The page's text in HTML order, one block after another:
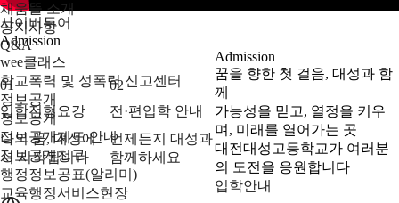
채움뜰 소개
공지사항
Q&A
wee클래스
학교폭력 및 성폭력 신고센터
정보공개
정보공개
정보공개제도 안내
정보공개청구
행정정보공표(알리미)
교육행정서비스현장
사이버투어
Admission
01
입학전형요강
나의 꿈, 대성에
서 시작됩니다
02
전·편입학 안내
언제든지 대성과
함께하세요
Admission
꿈을 향한 첫 걸음, 대성과 함
께
가능성을 믿고, 열정을 키우
며, 미래를 열어가는 곳
대전대성고등학교가 여러분
의 도전을 응원합니다
입학안내